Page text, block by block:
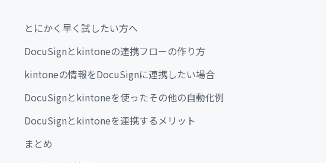
とにかく早く試したい方へ
DocuSignとkintoneの連携フローの作り方
kintoneの情報をDocuSignに連携したい場合
DocuSignとkintoneを使ったその他の自動化例
DocuSignとkintoneを連携するメリット
まとめ